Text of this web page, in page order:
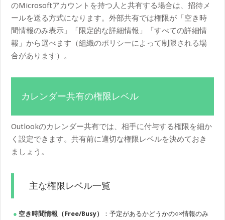
のMicrosoftアカウントを持つ人と共有する場合は、招待メ
ールを送る方式になります。外部共有では権限が「空き時
間情報のみ表示」「限定的な詳細情報」「すべての詳細情
報」から選べます（組織のポリシーによって制限される場
合があります）。
カレンダー共有の権限レベル
Outlookのカレンダー共有では、相手に付与する権限を細か
く設定できます。共有前に適切な権限レベルを決めておき
ましょう。
主な権限レベル一覧
空き時間情報（Free/Busy）
：予定があるかどうかの○×情報のみ